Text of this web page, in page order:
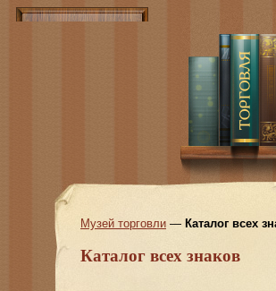
Музей торговли — Каталог всех
Каталог всех знаков